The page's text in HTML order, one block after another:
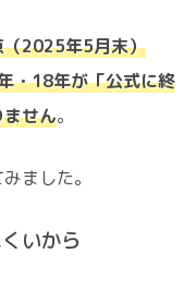
（2025年5月末）
・18年が「公式に終
せん。
ました。
いから